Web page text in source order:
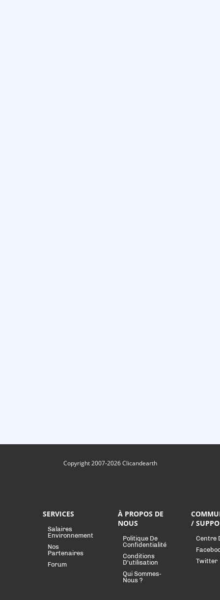
Copyright 2007-2026 Clicandearth
SERVICES
Salaires
Environnement
Nos
Partenaires
Forum
À PROPOS DE
NOUS
Politique De
Confidentialité
Conditions
D'utilisation
Qui Sommes-
Nous ?
/
Centre
Twitter